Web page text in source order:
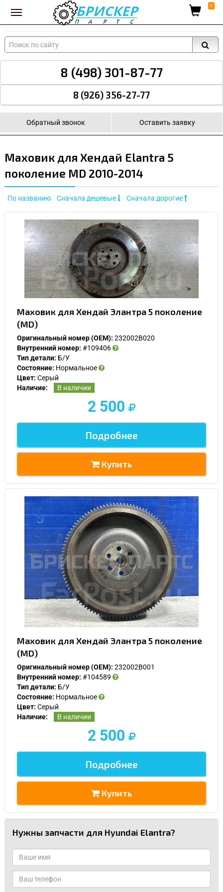
Вход для поставщиков 0
8 (498) 301-87-77
8 (926) 356-27-77
Обратный звонок Оставить заявку
Маховик для Хендай Elantra 5
поколение MD 2010-2014
По названию Сначала дешевые Сначала дорогие
Маховик для Хендай Элантра 5 поколение
(MD)
Оригинальный номер (OEM): 232002B020
Внутренний номер: #109406
Тип детали: Б/У
Состояние: Нормальное
Цвет: Серый
Наличие:
В наличии
2 500
Подробнее
Купить
Маховик для Хендай Элантра 5 поколение
(MD)
Оригинальный номер (OEM): 232002B001
Внутренний номер: #104589
Тип детали: Б/У
Состояние: Нормальное
Цвет: Серый
Наличие:
В наличии
2 500
Подробнее
Купить
Нужны запчасти для Hyundai Elantra?